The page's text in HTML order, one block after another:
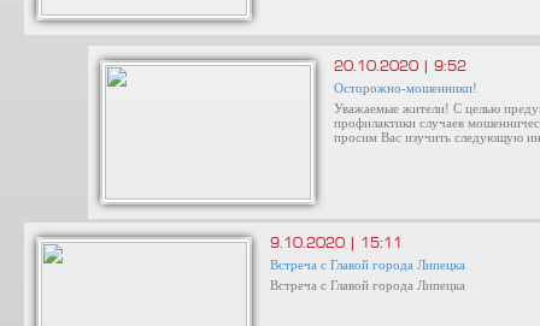
20.10.2020 | 9:52
Осторожно-мошенники!
Уважаемые жители! С целью
профилактики случаев
просим Вас изучить следующую
9.10.2020 | 15:11
Встреча с Главой города Липецка
Встреча с Главой города Липецка